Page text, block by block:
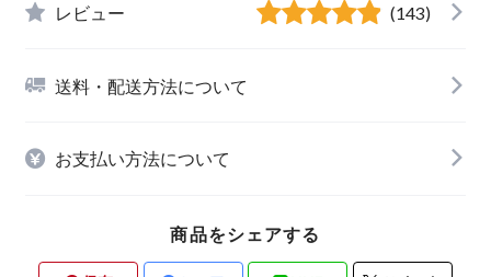
レビュー (143)
送料・配送方法について
お支払い方法について
商品をシェアする